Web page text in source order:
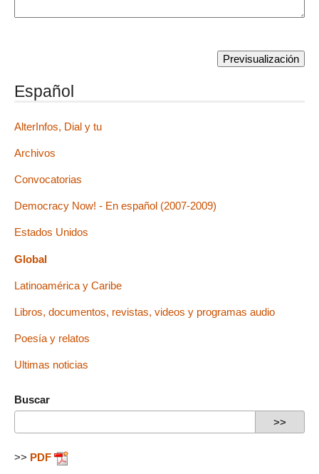
Español
AlterInfos, Dial y tu
Archivos
Convocatorias
Democracy Now! - En español (2007-2009)
Estados Unidos
Global
Latinoamérica y Caribe
Libros, documentos, revistas, videos y programas audio
Poesía y relatos
Ultimas noticias
Buscar
>> PDF